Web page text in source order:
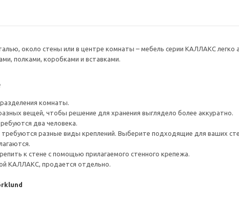
около стены или в центре комнаты – мебель серии КАЛЛАКС
полками, коробками и вставками.
комнаты.
вещей, чтобы решение для хранения выглядело более аккуратно.
два человека.
требуются разные виды креплений. Выберите подходящие для ваших
к стене с помощью прилагаемого стенного крепежа.
КАЛЛАКС, продается отдельно.